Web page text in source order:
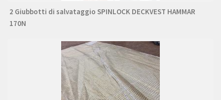
2 Giubbotti di salvataggio SPINLOCK DECKVEST HAMMAR
170N